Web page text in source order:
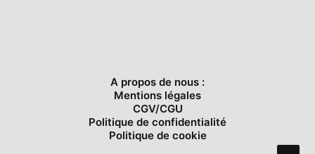
A propos de nous :
Mentions légales
CGV/CGU
Politique de confidentialité
Politique de cookie